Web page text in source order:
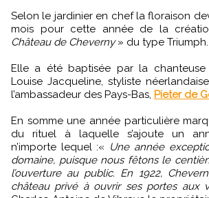
Selon le jardinier en chef la floraison
mois pour cette année de la
Château de Cheverny» du type Triumph.
Elle a été baptisée par la
Louise Jacqueline, styliste
l’ambassadeur des Pays-Bas, Pieter de
En somme une année particulière
du rituel à laquelle s’ajoute un
n’importe lequel :« Une année
domaine, puisque nous fêtons le
l’ouverture au public. En 1922,
château privé à ouvrir ses portes aux